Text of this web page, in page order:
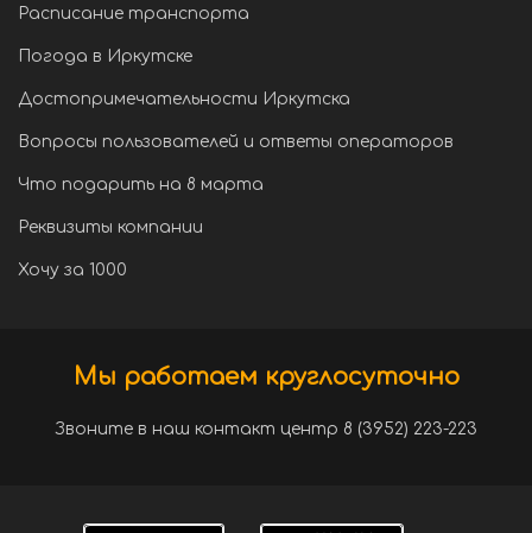
Расписание транспорта
Погода в Иркутске
Достопримечательности Иркутска
Вопросы пользователей и ответы операторов
Что подарить на 8 марта
Реквизиты компании
Хочу за 1000
Мы работаем круглосуточно
Звоните в наш контакт центр 8 (3952) 223-223